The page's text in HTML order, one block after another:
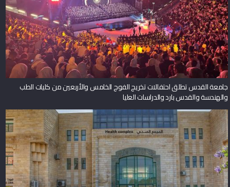
جامعة القدس تطلق احتفالات تخريج الفوج الخامس والأربعين من كليات الطب
والهندسة والقدس بارد والدراسات العليا